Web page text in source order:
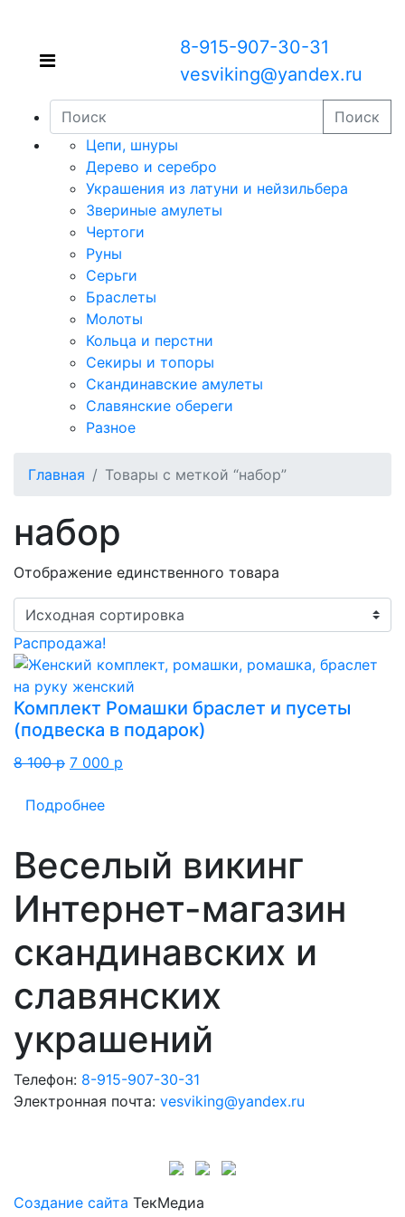
8-915-907-30-31
vesviking@yandex.ru
Поиск
Цепи, шнуры
Дерево и серебро
Украшения из латуни и нейзильбера
Звериные амулеты
Чертоги
Руны
Серьги
Браслеты
Молоты
Кольца и перстни
Секиры и топоры
Скандинавские амулеты
Славянские обереги
Разное
Главная Товары с меткой “набор”
набор
Отображение единственного товара
Распродажа!
Комплект Ромашки браслет и пусеты
(подвеска в подарок)
8 100p Первоначальная
составляла
7 000 p
Подробнее
Веселый викинг
Интернет-магазин
скандинавских и
славянских
украшений
Телефон: 8-915-907-30-31
Электронная почта: vesviking@yandex.ru
Создание сайта ТекМедиа